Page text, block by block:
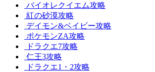
バイオレクイエム攻略
紅の砂漠攻略
デイモン&ベイビー攻略
ポケモンZA攻略
ドラクエ7攻略
仁王3攻略
ドラクエ1・2攻略